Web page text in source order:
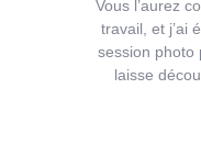
Vous l’aurez
travail, et j’ai
session photo
laisse